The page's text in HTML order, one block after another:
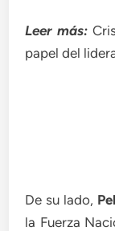
Leer más:
papel del
De su lado,
la Fuerza